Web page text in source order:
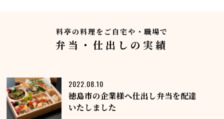
料亭の料理をご自宅や・職場で
弁当・仕出しの実績
2022.08.10
徳島市の企業様へ仕出し弁当を配達
いたしました